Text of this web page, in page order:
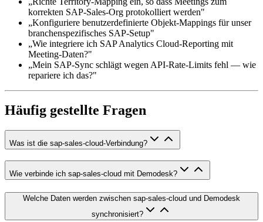
korrekten SAP-Sales-Org protokolliert werden"
„Konfiguriere benutzerdefinierte Objekt-Mappings für unser
branchenspezifisches SAP-Setup"
„Wie integriere ich SAP Analytics Cloud-Reporting mit
Meeting-Daten?"
„Mein SAP-Sync schlägt wegen API-Rate-Limits fehl — wie
repariere ich das?"
Häufig gestellte Fragen
Was ist die sap-sales-cloud-Verbindung?
Wie verbinde ich sap-sales-cloud mit Demodesk?
Welche Daten werden zwischen sap-sales-cloud und Demodesk
synchronisiert?